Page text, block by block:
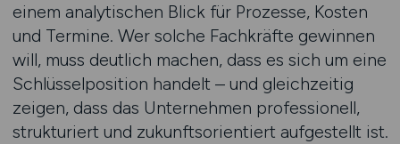
einem analytischen Blick für Prozesse, Kosten
und Termine. Wer solche Fachkräfte gewinnen
will, muss deutlich machen, dass es sich um eine
Schlüsselposition handelt – und gleichzeitig
zeigen, dass das Unternehmen professionell,
strukturiert und zukunftsorientiert aufgestellt ist.